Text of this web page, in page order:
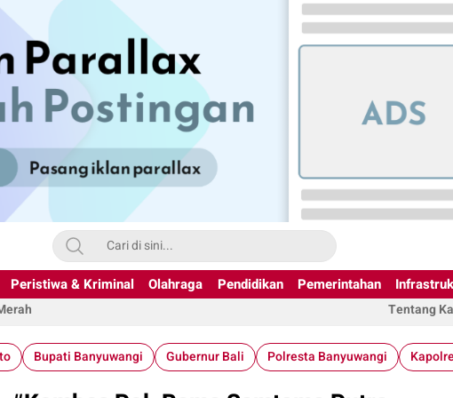
Peristiwa & Kriminal Olahraga Pendidikan Pemerintahan
Tentang
Bupati Banyuwangi Gubernur Bali Polresta Banyuwangi